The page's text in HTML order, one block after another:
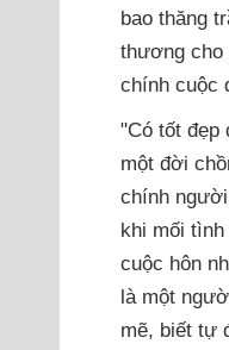
bao thăng
thương cho
chính cuộc
"Có tốt đẹp
một đời
chính
khi mối
cuộc hôn
là một
mẽ, biết tự